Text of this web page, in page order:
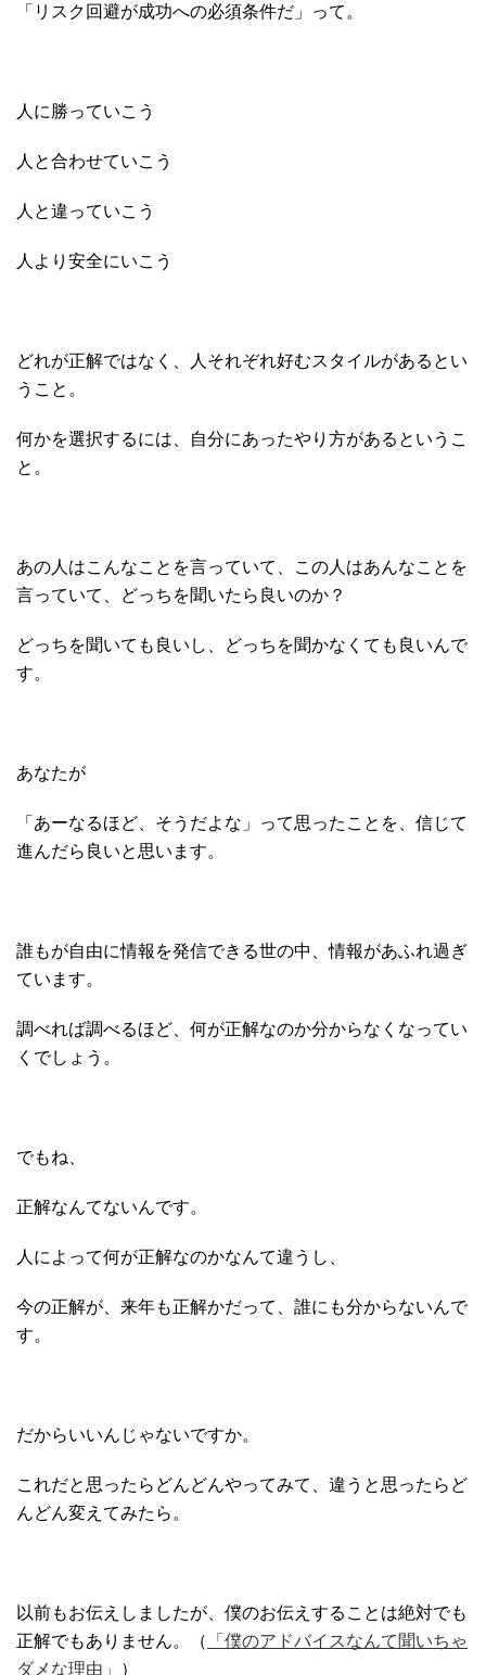
「リスク回避が成功への必須条件だ」って。
人に勝っていこう
人と合わせていこう
人と違っていこう
人より安全にいこう
どれが正解ではなく、人それぞれ好むスタイルがあるとい
うこと。
何かを選択するには、自分にあったやり方があるというこ
と。
あの人はこんなことを言っていて、この人はあんなことを
言っていて、どっちを聞いたら良いのか？
どっちを聞いても良いし、どっちを聞かなくても良いんで
す。
あなたが
「あーなるほど、そうだよな」って思ったことを、信じて
進んだら良いと思います。
誰もが自由に情報を発信できる世の中、情報があふれ過ぎ
ています。
調べれば調べるほど、何が正解なのか分からなくなってい
くでしょう。
でもね、
正解なんてないんです。
人によって何が正解なのかなんて違うし、
今の正解が、来年も正解かだって、誰にも分からないんで
す。
だからいいんじゃないですか。
これだと思ったらどんどんやってみて、違うと思ったらど
んどん変えてみたら。
以前もお伝えしましたが、僕のお伝えすることは絶対でも
正解でもありません。（
「僕のアドバイスなんて聞いちゃ
ダメな理由」
）